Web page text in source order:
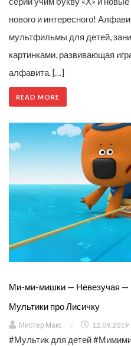
нового и интересного!
мультфильмы для детей,
картинками, развивающая
алфавита. […]
READ MORE
Ми-ми-мишки — Невезучая —
Мультики про Лисичку
Мистер Макс / 12.09.2019
#Мультик для детей